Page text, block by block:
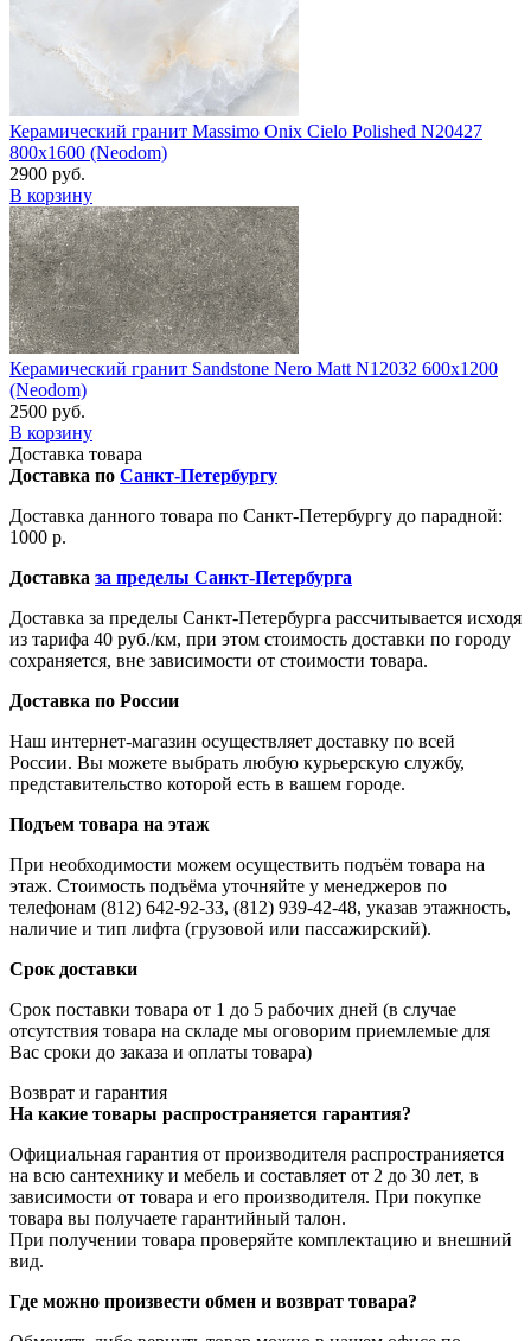
Керамический гранит Massimo Onix Cielo Polished N20427
800x1600 (Neodom)
2900 руб.
В корзину
Керамический гранит Sandstone Nero Matt N12032 600x1200
(Neodom)
2500 руб.
В корзину
Доставка товара
Доставка по Санкт-Петербургу
Доставка данного товара по Санкт-Петербургу до парадной:
1000 р.
Доставка за пределы Санкт-Петербурга
Доставка за пределы Санкт-Петербурга рассчитывается исходя
из тарифа 40 руб./км, при этом стоимость доставки по городу
сохраняется, вне зависимости от стоимости товара.
Доставка по России
Наш интернет-магазин осуществляет доставку по всей
России. Вы можете выбрать любую курьерскую службу,
представительство которой есть в вашем городе.
Подъем товара на этаж
При необходимости можем осуществить подъём товара на
этаж. Стоимость подъёма уточняйте у менеджеров по
телефонам (812) 642-92-33, (812) 939-42-48, указав этажность,
наличие и тип лифта (грузовой или пассажирский).
Срок доставки
Срок поставки товара от 1 до 5 рабочих дней (в случае
отсутствия товара на складе мы оговорим приемлемые для
Вас сроки до заказа и оплаты товара)
Возврат и гарантия
На какие товары распространяется гарантия?
Официальная гарантия от производителя распространияется
на всю сантехнику и мебель и составляет от 2 до 30 лет, в
зависимости от товара и его производителя. При покупке
товара вы получаете гарантийный талон.
При получении товара проверяйте комплектацию и внешний
вид.
Где можно произвести обмен и возврат товара?